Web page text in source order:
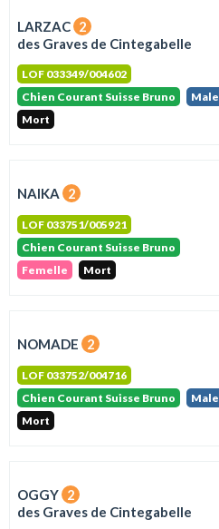
LARZAC 2
des Graves de Cintegabelle
LOF 033349/004602
Chien Courant Suisse Bruno
Male
Mort
NAIKA 2
LOF 033751/005921
Chien Courant Suisse Bruno
Femelle
Mort
NOMADE 2
LOF 033752/004716
Chien Courant Suisse Bruno
Male
Mort
OGGY 2
des Graves de Cintegabelle